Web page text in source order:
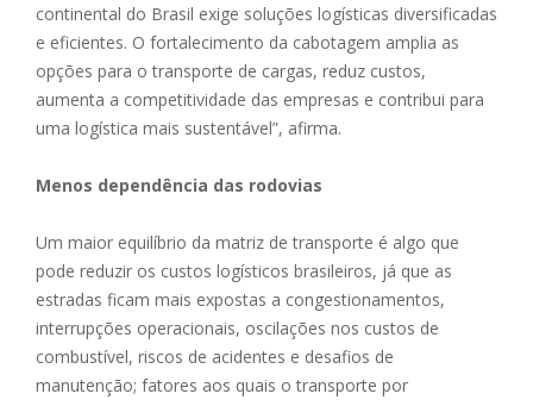
continental do Brasil exige soluções logísticas diversificadas
e eficientes. O fortalecimento da cabotagem amplia as
opções para o transporte de cargas, reduz custos,
aumenta a competitividade das empresas e contribui para
uma logística mais sustentável”, afirma.
Menos dependência das rodovias
Um maior equilíbrio da matriz de transporte é algo que
pode reduzir os custos logísticos brasileiros, já que as
estradas ficam mais expostas a congestionamentos,
interrupções operacionais, oscilações nos custos de
combustível, riscos de acidentes e desafios de
manutenção; fatores aos quais o transporte por